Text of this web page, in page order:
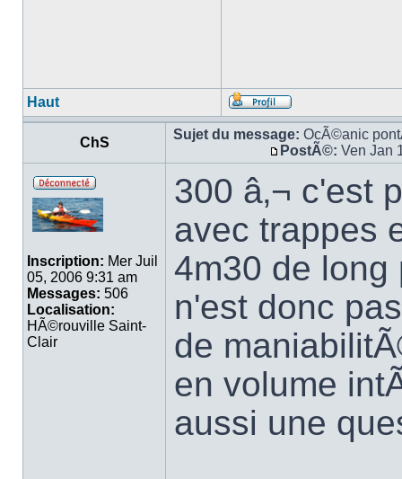
Haut
ChS
Sujet du message: OcÃ©anic
PostÃ©: Ven Jan
Inscription: Mer Juil
05, 2006 9:31 am
Messages: 506
Localisation:
HÃ©rouville Saint-
Clair
300 â‚¬ c'est
avec trappes
4m30 de long
n'est donc
de
en volume
aussi une